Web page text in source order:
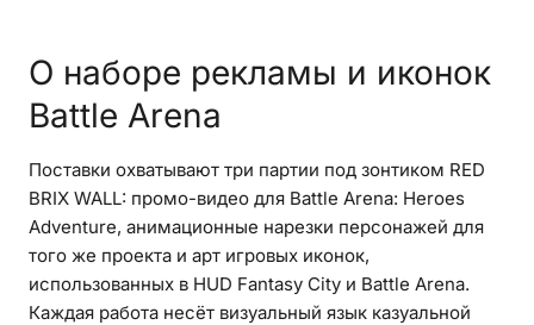
О наборе рекламы и иконок
Battle Arena
Поставки охватывают три партии под зонтиком RED
BRIX WALL: промо-видео для Battle Arena: Heroes
Adventure, анимационные нарезки персонажей для
того же проекта и арт игровых иконок,
использованных в HUD Fantasy City и Battle Arena.
Каждая работа несёт визуальный язык казуальной